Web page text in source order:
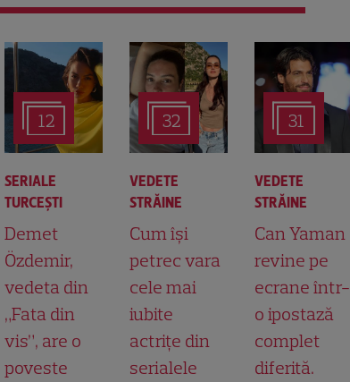
12
SERIALE
TURCEŞTI
Demet
Özdemir,
vedeta din
„Fata din
vis”, are o
poveste
32
VEDETE
STRĂINE
Cum își
petrec vara
cele mai
iubite
actrițe din
serialele
31
VEDETE
STRĂINE
Can Yaman
revine pe
ecrane într-
o ipostază
complet
diferită.